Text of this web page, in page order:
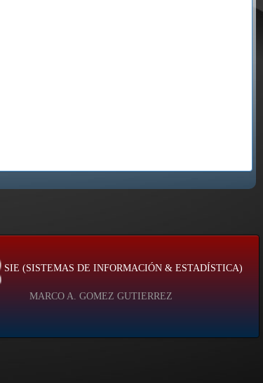
SIE (SISTEMAS DE INFORMACIÓN & ESTADÍSTICA)
MARCO A. GOMEZ GUTIERREZ